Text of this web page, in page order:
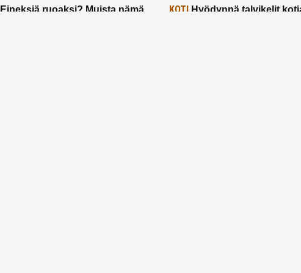
Eineksiä ruoaksi? Muista nämä
KOTIHyödynnä talvikelit